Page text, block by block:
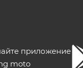
приложение
moto